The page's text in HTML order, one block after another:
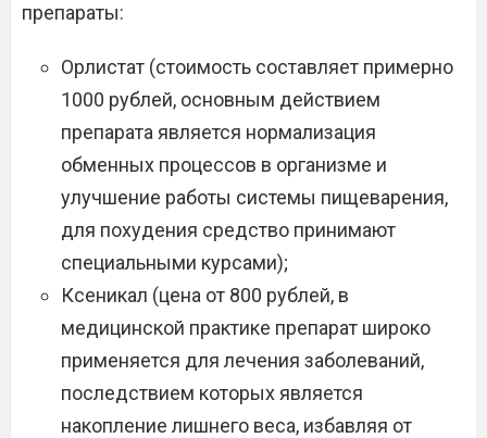
препараты:
Орлистат (стоимость составляет примерно
1000 рублей, основным действием
препарата является нормализация
обменных процессов в организме и
улучшение работы системы пищеварения,
для похудения средство принимают
специальными курсами);
Ксеникал (цена от 800 рублей, в
медицинской практике препарат широко
применяется для лечения заболеваний,
последствием которых является
накопление лишнего веса, избавляя от